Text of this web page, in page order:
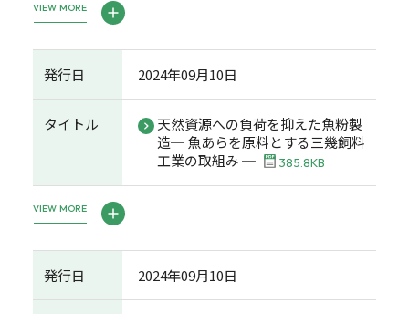
VIEW MORE
発行日 2024年09月10日
タイトル
天然資源への負荷を抑えた魚粉製
造─ 魚あらを原料とする三幾飼料
工業の取組み ─
385.8KB
VIEW MORE
発行日 2024年09月10日